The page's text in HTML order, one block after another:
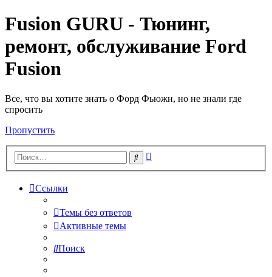
Fusion GURU - Тюнинг,
ремонт, обслуживание Ford
Fusion
Все, что вы хотите знать о Форд Фьюжн, но не знали где
спросить
Пропустить
Поиск
Ссылки
Темы без ответов
Активные темы
Поиск